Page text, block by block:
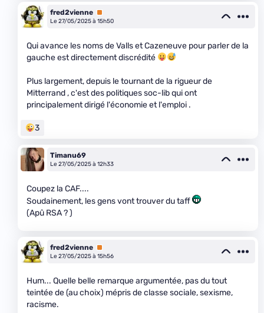
fred2vienne Premium
Le 27/05/2025 à 15h50
Qui avance les noms de Valls et Cazeneuve pour parler de la
gauche est directement discrédité
Plus largement, depuis le tournant de la rigueur de
Mitterrand , c'est des politiques soc-lib qui ont
principalement dirigé l'économie et l'emploi .
3
Timanu69
Le 27/05/2025 à 12h33
Coupez la CAF....
Soudainement, les gens vont trouver du taff
(Apû RSA ? )
fred2vienne Premium
Le 27/05/2025 à 15h56
Hum... Quelle belle remarque argumentée, pas du tout
teintée de (au choix) mépris de classe sociale, sexisme,
racisme.